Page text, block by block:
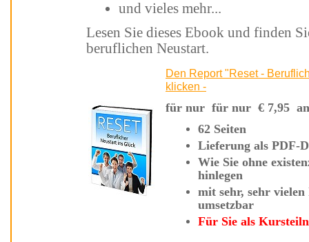
und vieles mehr...
Lesen Sie dieses Ebook und finden Sie Motivation und Anleitung für Ihren
beruflichen Neustart.
Den Report "Reset - Beruflicher Neustart ins Glück" jetzt kaufen - Hier
klicken -
für nur für nur €
62 Seiten
Lieferung
Wie Sie ohne existenzielle Sorgen einen
hinlegen
mit sehr, sehr vielen hilfreichen Tipps und Strategien - sofort
umsetzbar
Für Sie als